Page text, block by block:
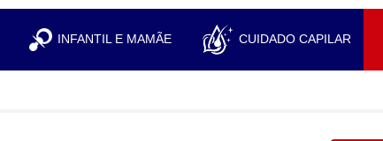
INFANTIL E MAMÃE CUIDADO CAPILAR